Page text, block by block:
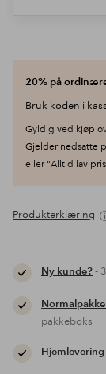
20% på
Bruk koden i
Gyldig ved kjøp
Gjelder nedsatte
eller "Alltid lav
Produkterklæring
Ny kunde?-
pakkeboks